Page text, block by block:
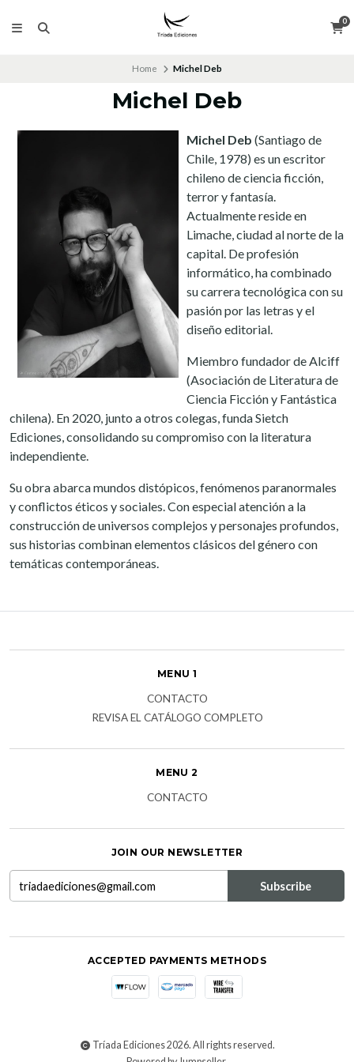
0
Home Michel Deb
Michel Deb
Michel Deb (Santiago de
Chile, 1978) es un escritor
chileno de ciencia ficción,
terror y fantasía.
Actualmente reside en
Limache, ciudad al norte de la
capital. De profesión
informático, ha combinado
su carrera tecnológica con su
pasión por las letras y el
diseño editorial.
Miembro fundador de Alciff
(Asociación de Literatura de
Ciencia Ficción y Fantástica
chilena). En 2020, junto a otros colegas, funda Sietch
Ediciones, consolidando su compromiso con la literatura
independiente.
Su obra abarca mundos distópicos, fenómenos paranormales
y conflictos éticos y sociales. Con especial atención a la
construcción de universos complejos y personajes profundos,
sus historias combinan elementos clásicos del género con
temáticas contemporáneas.
MENU 1
CONTACTO
REVISA EL CATÁLOGO COMPLETO
MENU 2
CONTACTO
JOIN OUR NEWSLETTER
ACCEPTED PAYMENTS METHODS
Tríada Ediciones 2026. All rights reserved.